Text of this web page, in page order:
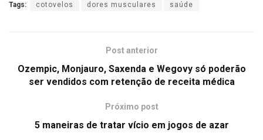
Tags: cotovelos dores musculares saúde
Post anterior
Ozempic, Monjauro, Saxenda e Wegovy só poderão
ser vendidos com retenção de receita médica
Próximo post
5 maneiras de tratar vício em jogos de azar